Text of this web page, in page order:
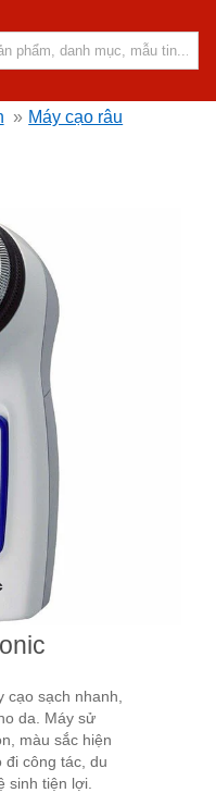
» Máy cạo râu
sạch nhanh,
da. Máy sử
màu sắc hiện
đi công tác, du
sinh tiện lợi.